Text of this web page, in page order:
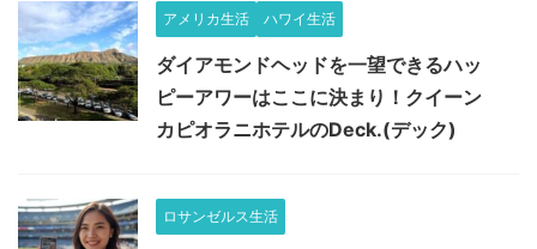
アメリカ生活 ハワイ生活
ダイアモンドヘッドを一望できるハッ
ピーアワーはここに決まり！クイーン
カピオラニホテルのDeck.(デック)
ロサンゼルス生活